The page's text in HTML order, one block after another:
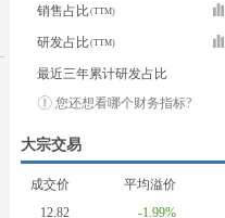
销售占比
研发占比
最近三年累计研发占比
您还想看哪个财务指标?
大宗交易
成交价
平均溢价
12.82
-1.99%